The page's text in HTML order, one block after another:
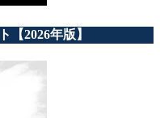
【2026年版】